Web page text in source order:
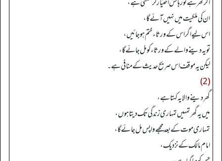
ان کی ملکیت میں نہیں آئے گا،
اس لیے اگر اس کے ورثاء ختم ہو جائیں،
تو یہ دینے والے کے ورثاء کو مل جائے گا،
لیکن یہ موقف اس صریح حدیث کے منافی ہے۔
(2)
گھر دینے والا یہ کہتا ہے،
میں یہ گھر تمہیں تمہاری زندگی تک دیتا ہوں،
تمہاری موت کے بعد مجھے واپس مل جائے گا،
امام مالک کے نزدیک،